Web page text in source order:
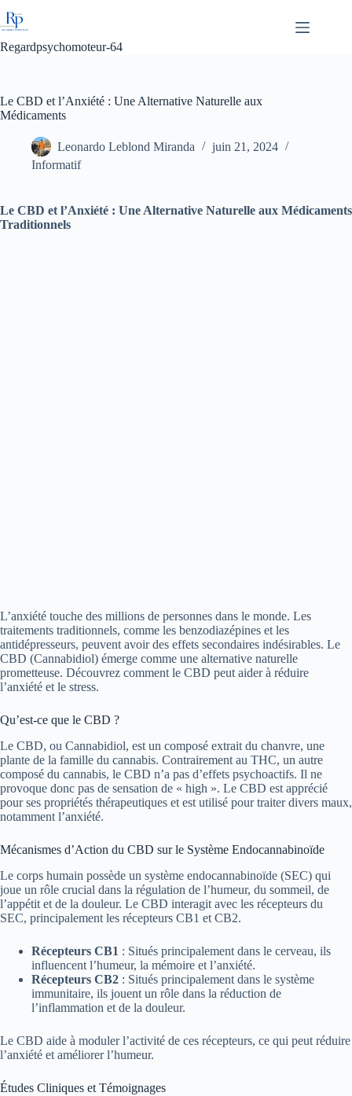
au
contenu
Regardpsychomoteur-64
Le CBD et l’Anxiété : Une Alternative Naturelle aux
Médicaments
Leonardo Leblond Miranda
juin 21, 2024
Informatif
Le CBD et l’Anxiété : Une Alternative Naturelle aux Médicaments
Traditionnels
L’anxiété touche des millions de personnes dans le monde. Les
traitements traditionnels, comme les benzodiazépines et les
antidépresseurs, peuvent avoir des effets secondaires indésirables. Le
CBD (Cannabidiol) émerge comme une alternative naturelle
prometteuse. Découvrez comment le CBD peut aider à réduire
l’anxiété et le stress.
Qu’est-ce que le CBD ?
Le CBD, ou Cannabidiol, est un composé extrait du chanvre, une
plante de la famille du cannabis. Contrairement au THC, un autre
composé du cannabis, le CBD n’a pas d’effets psychoactifs. Il ne
provoque donc pas de sensation de « high ». Le CBD est apprécié
pour ses propriétés thérapeutiques et est utilisé pour traiter divers maux,
notamment l’anxiété.
Mécanismes d’Action du CBD sur le Système Endocannabinoïde
Le corps humain possède un système endocannabinoïde (SEC) qui
joue un rôle crucial dans la régulation de l’humeur, du sommeil, de
l’appétit et de la douleur. Le CBD interagit avec les récepteurs du
SEC, principalement les récepteurs CB1 et CB2.
Récepteurs CB1 : Situés principalement dans le cerveau, ils
influencent l’humeur, la mémoire et l’anxiété.
Récepteurs CB2 : Situés principalement dans le système
immunitaire, ils jouent un rôle dans la réduction de
l’inflammation et de la douleur.
Le CBD aide à moduler l’activité de ces récepteurs, ce qui peut réduire
l’anxiété et améliorer l’humeur.
Études Cliniques et Témoignages